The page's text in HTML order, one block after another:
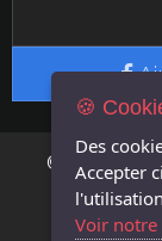
© 2019
MENTIONS
🍪
Des
Accepter
Voir